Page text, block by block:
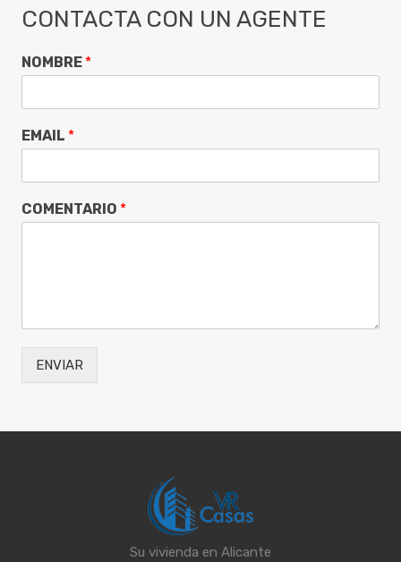
CONTACTA CON UN AGENTE
NOMBRE *
EMAIL *
COMENTARIO *
ENVIAR
Su vivienda en Alicante